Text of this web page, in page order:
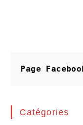
Page
Catégories